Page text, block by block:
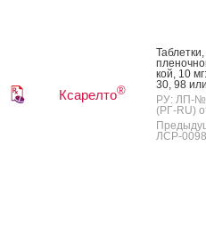
Ксарелто®
кой, 10
30, 98
РУ: ЛП-
(РГ-RU)
ЛСР-